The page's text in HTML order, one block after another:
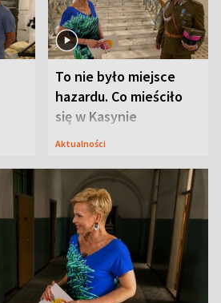
To nie było miejsce
hazardu. Co mieściło
się w Kasynie
Oficerskim?
Aktualności